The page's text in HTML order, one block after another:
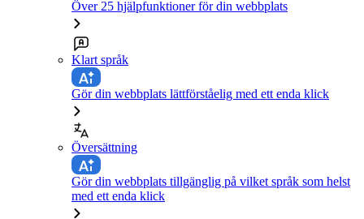
Över 25 hjälpfunktioner för din webbplats
Klart språk
Gör din webbplats lättförståelig med ett enda klick
Översättning
Gör din webbplats tillgänglig på vilket språk som helst
med ett enda klick